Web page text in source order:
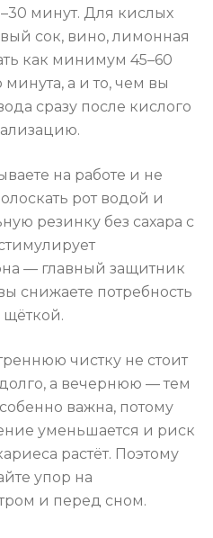
минут. Для кислых
сок, вино, лимонная
как минимум 45–60
а и то, чем вы
сразу после кислого
на работе и не
рот водой и
резинку без сахара с
— главный защитник
снижаете потребность
чистку не стоит
а вечернюю — тем
важна, потому
уменьшается и риск
растёт. Поэтому
упор на
и перед сном.